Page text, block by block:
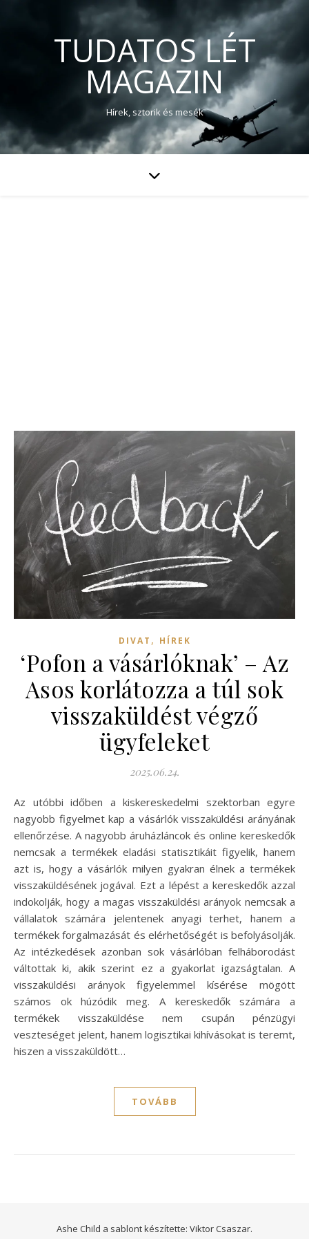
TUDATOS LÉT
MAGAZIN
Hírek, sztorik és mesék
DIVAT , HÍREK
‘Pofon a vásárlóknak’ – Az
Asos korlátozza a túl sok
visszaküldést végző
ügyfeleket
2025.06.24.
Az utóbbi időben a kiskereskedelmi szektorban egyre
nagyobb figyelmet kap a vásárlók visszaküldési arányának
ellenőrzése. A nagyobb áruházláncok és online kereskedők
nemcsak a termékek eladási statisztikáit figyelik, hanem
azt is, hogy a vásárlók milyen gyakran élnek a termékek
visszaküldésének jogával. Ezt a lépést a kereskedők azzal
indokolják, hogy a magas visszaküldési arányok nemcsak a
vállalatok számára jelentenek anyagi terhet, hanem a
termékek forgalmazását és elérhetőségét is befolyásolják.
Az intézkedések azonban sok vásárlóban felháborodást
váltottak ki, akik szerint ez a gyakorlat igazságtalan. A
visszaküldési arányok figyelemmel kísérése mögött
számos ok húzódik meg. A kereskedők számára a
termékek visszaküldése nem csupán pénzügyi
veszteséget jelent, hanem logisztikai kihívásokat is teremt,
hiszen a visszaküldött…
TOVÁBB
Ashe Child a sablont készítette: Viktor Csaszar.